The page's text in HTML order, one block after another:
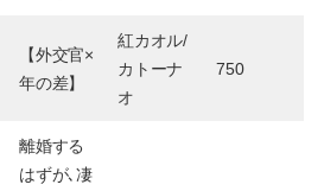
【外交官×
年の差】
紅カオル/
カトーナ
オ
750
離婚する
はずが､凄